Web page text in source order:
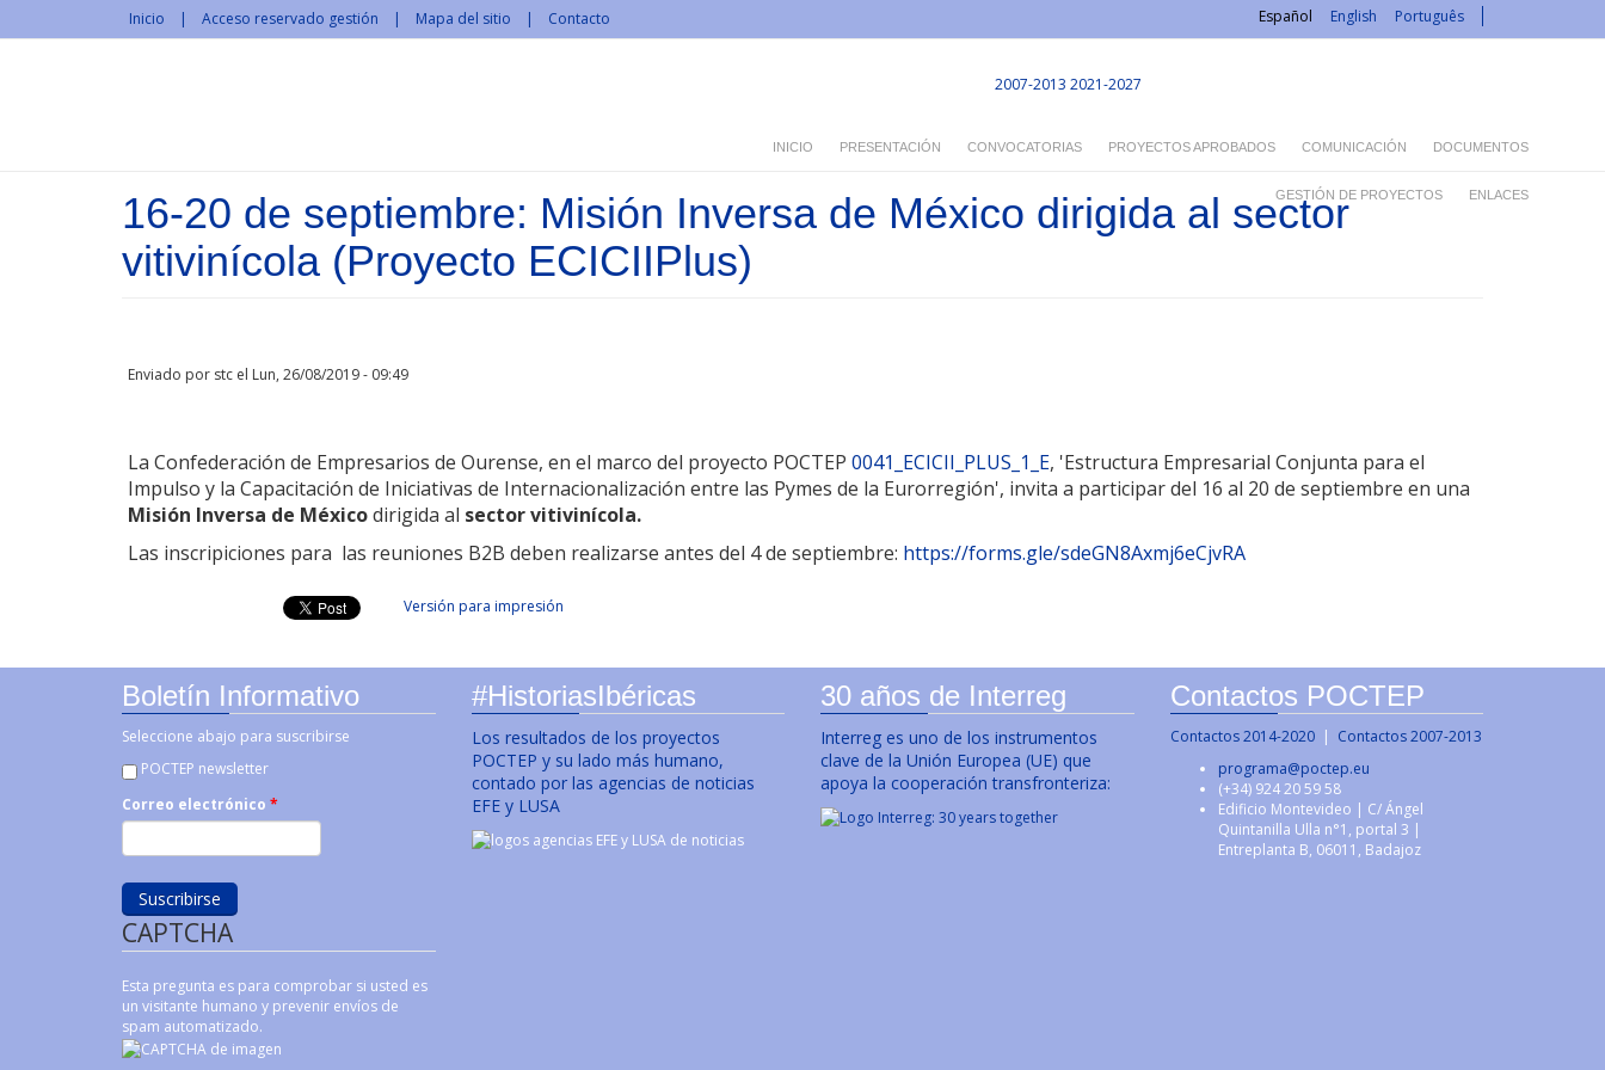
Pasar al contenido principal
Inicio Acceso reservado gestión Mapa del sitio Contacto Español English Português
INICIO PRESENTACIÓN CONVOCATORIAS PROYECTOS APROBADOS COMUNICACIÓN DOCUMENTOS
GESTIÓN DE PROYECTOS ENLACES
2007-2013 2021-2027
16-20 de septiembre: Misión Inversa de México dirigida al sector
vitivinícola (Proyecto ECICIIPlus)
Enviado por stc el Lun, 26/08/2019 - 09:49
La Confederación de Empresarios de Ourense, en el marco del proyecto POCTEP 0041_ECICII_PLUS_1_E, 'Estructura Empresarial Conjunta para el
Impulso y la Capacitación de Iniciativas de Internacionalización entre las Pymes de la Eurorregión', invita a participar del 16 al 20 de septiembre en una
Misión Inversa de Méxicodirigida al sector vitivinícola.
Las inscripiciones para las reuniones B2B deben realizarse antes del 4 de septiembre: https://forms.gle/sdeGN8Axmj6eCjvRA
Versión para impresión
Boletín Informativo
Seleccione abajo para suscribirse
POCTEP newsletter
Correo electrónico *
CAPTCHA
Esta pregunta es para comprobar si usted es
un visitante humano y prevenir envíos de
spam automatizado.
#HistoriasIbéricas
Los resultados de los proyectos
POCTEP y su lado más humano,
contado por las agencias de noticias
EFE y LUSA
30 años de Interreg
Interreg es uno de los instrumentos
clave de la Unión Europea (UE) que
apoya la cooperación transfronteriza:
Contactos POCTEP
Contactos 2014-2020| Contactos 2007-2013
programa@poctep.eu
(+34) 924 20 59 58
Edificio Montevideo | C/ Ángel
Quintanilla Ulla n°1, portal 3 |
Entreplanta B, 06011, Badajoz